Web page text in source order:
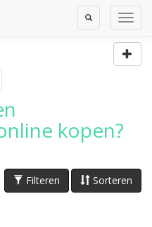
Toggle
Search
kopen?
Sorteren
Filteren